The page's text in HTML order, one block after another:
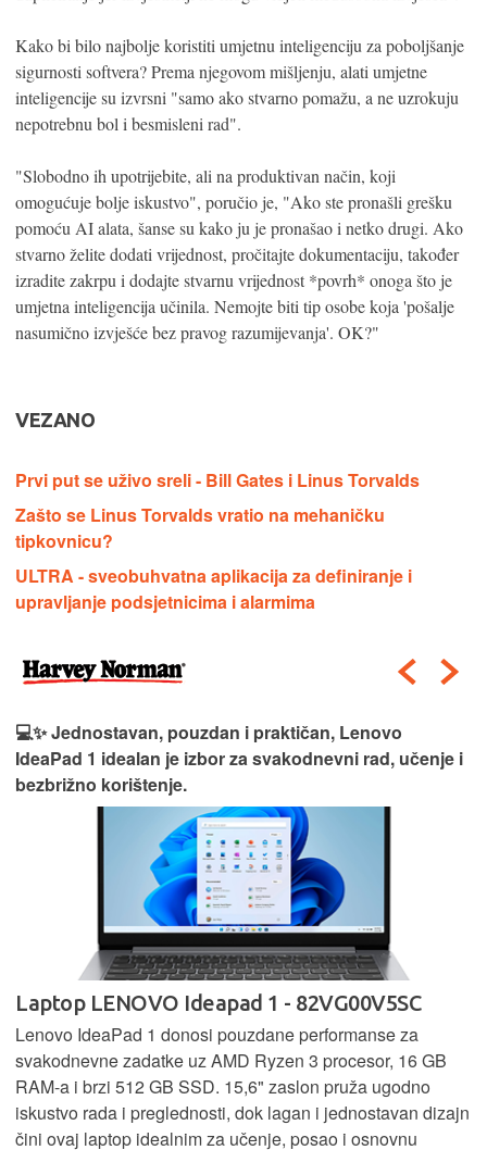
Kako bi bilo najbolje koristiti umjetnu inteligenciju za poboljšanje
sigurnosti softvera? Prema njegovom mišljenju, alati umjetne
inteligencije su izvrsni "samo ako stvarno pomažu, a ne uzrokuju
nepotrebnu bol i besmisleni rad".
"Slobodno ih upotrijebite, ali na produktivan način, koji
omogućuje bolje iskustvo", poručio je, "Ako ste pronašli grešku
pomoću AI alata, šanse su kako ju je pronašao i netko drugi. Ako
stvarno želite dodati vrijednost, pročitajte dokumentaciju, također
izradite zakrpu i dodajte stvarnu vrijednost *povrh* onoga što je
umjetna inteligencija učinila. Nemojte biti tip osobe koja 'pošalje
nasumično izvješće bez pravog razumijevanja'. OK?"
VEZANO
Prvi put se uživo sreli - Bill Gates i Linus Torvalds
Zašto se Linus Torvalds vratio na mehaničku
tipkovnicu?
ULTRA - sveobuhvatna aplikacija za definiranje i
upravljanje podsjetnicima i alarmima
💻✨ Jednostavan, pouzdan i praktičan, Lenovo
IdeaPad 1 idealan je izbor za svakodnevni rad, učenje i
bezbrižno korištenje.
Laptop LENOVO Ideapad 1 - 82VG00V5SC
Lenovo IdeaPad 1 donosi pouzdane performanse za
svakodnevne zadatke uz AMD Ryzen 3 procesor, 16 GB
RAM-a i brzi 512 GB SSD. 15,6" zaslon pruža ugodno
iskustvo rada i preglednosti, dok lagan i jednostavan dizajn
čini ovaj laptop idealnim za učenje, posao i osnovnu